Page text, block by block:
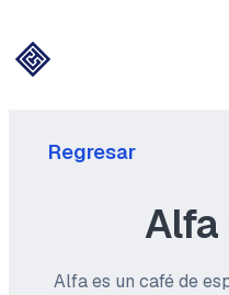
Regresar
Alfa
Alfa es un café de